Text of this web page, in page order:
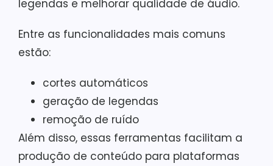
legendas e melhorar qualidade de áudio.
Entre as funcionalidades mais comuns
estão:
cortes automáticos
geração de legendas
remoção de ruído
Além disso, essas ferramentas facilitam a
produção de conteúdo para plataformas